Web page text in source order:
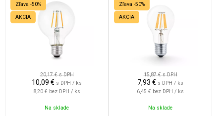
Zľava -50%
AKCIA
20,17 €s DPH
10,09 € s DPH / ks
8,20 € bez DPH / ks
Na sklade
Zľava -50%
AKCIA
15,87 €s DPH
7,93 € s DPH / ks
6,45 € bez DPH / ks
Na sklade